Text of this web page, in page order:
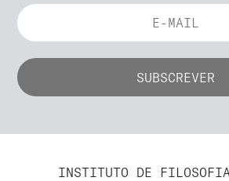
INSTITUTO DE